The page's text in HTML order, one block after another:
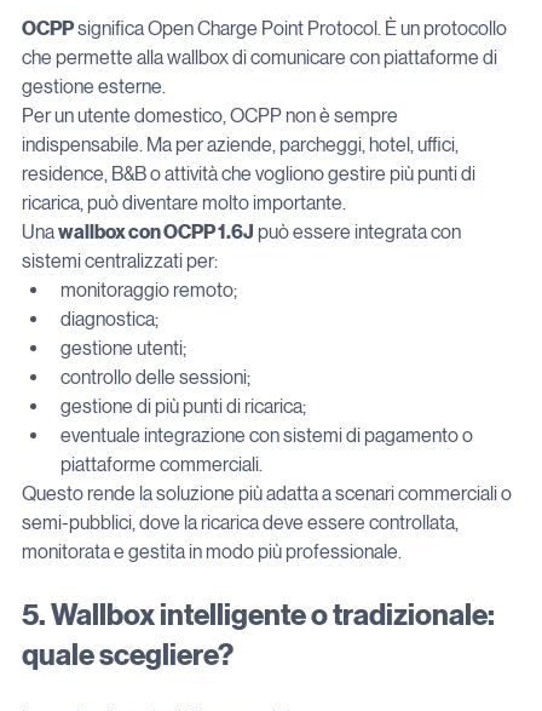
OCPP significa Open Charge Point Protocol. È un protocollo
che permette alla wallbox di comunicare con piattaforme di
gestione esterne.
Per un utente domestico, OCPP non è sempre
indispensabile. Ma per aziende, parcheggi, hotel, uffici,
residence, B&B o attività che vogliono gestire più punti di
ricarica, può diventare molto importante.
Una wallbox con OCPP 1.6J può essere integrata con
sistemi centralizzati per:
monitoraggio remoto;
diagnostica;
gestione utenti;
controllo delle sessioni;
gestione di più punti di ricarica;
eventuale integrazione con sistemi di pagamento o
piattaforme commerciali.
Questo rende la soluzione più adatta a scenari commerciali o
semi-pubblici, dove la ricarica deve essere controllata,
monitorata e gestita in modo più professionale.
5. Wallbox intelligente o tradizionale:
quale scegliere?